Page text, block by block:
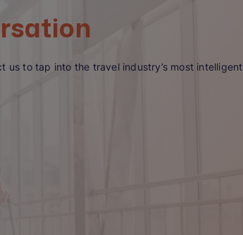
us to tap into the travel industry’s most intelligent